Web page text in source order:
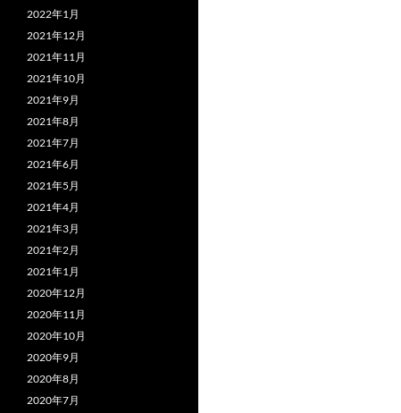
2022年1月
2021年12月
2021年11月
2021年10月
2021年9月
2021年8月
2021年7月
2021年6月
2021年5月
2021年4月
2021年3月
2021年2月
2021年1月
2020年12月
2020年11月
2020年10月
2020年9月
2020年8月
2020年7月